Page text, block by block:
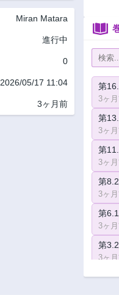
Miran Matara
進行中
0
2026/05/17 11:04
3ヶ月前
第
3ヶ
第
3ヶ
第
3ヶ
第
3ヶ
第
3ヶ
第
3ヶ
第0